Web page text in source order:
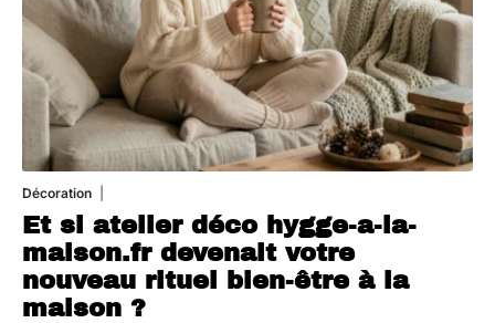
Décoration
Et si atelier déco hygge-a-la-
maison.fr devenait votre
nouveau rituel bien-être à la
maison ?